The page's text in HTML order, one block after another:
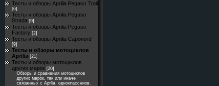
Тесты и обзоры Aprilia Pegaso Trail
[6]
Тесты и обзоры Aprilia Pegaso
Strada [9]
Тесты и обзоры Aprilia Pegaso
Factory [2]
Тесты и обзоры Aprilia Caponord
[9]
Тесты и обзоры мотоциклов
Aprilia [21]
Тесты и обзоры мотоциклов
других марок [20]
Обзоры и сравнения мотоциклов
других марок, так или иначе
связанных с Aprlia, одноклассниов.